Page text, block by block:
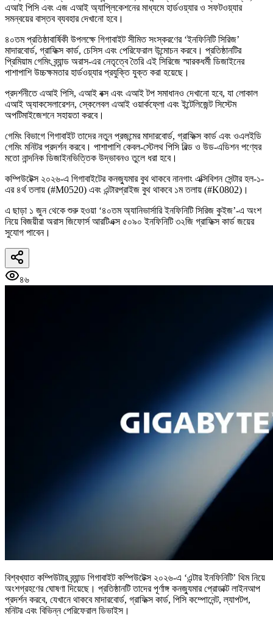
এআই পিসি এবং এজ এআই অ্যাপ্লিকেশনের মাধ্যমে হার্ডওয়্যার ও সফটওয়্যার
সমন্বয়ের বাস্তব ব্যবহার দেখানো হবে।
৪০তম প্রতিষ্ঠাবার্ষিকী উপলক্ষে গিগাবাইট সীমিত সংস্করণের ‘ইনফিনিটি সিরিজ’
মাদারবোর্ড, গ্রাফিক্স কার্ড, চেসিস এবং পেরিফেরাল উন্মোচন করবে। প্রতিষ্ঠানটির
প্রিমিয়াম গেমিং ব্র্যান্ড অরাস-এর নেতৃত্বে তৈরি এই সিরিজে স্মারকধর্মী ডিজাইনের
পাশাপাশি উচ্চক্ষমতার হার্ডওয়্যার প্রযুক্তি যুক্ত করা হয়েছে।
প্রদর্শনীতে এআই পিসি, এআই বক্স এবং এআই টপ সমাধানও দেখানো হবে, যা লোকাল
এআই অ্যাকসেলারেশন, স্কেলেবল এআই ওয়ার্কফ্লো এবং ইন্টেলিজেন্ট সিস্টেম
অপটিমাইজেশনে সহায়তা করবে।
গেমিং বিভাগে গিগাবাইট তাদের নতুন প্রজন্মের মাদারবোর্ড, গ্রাফিক্স কার্ড এবং ওএলইডি
গেমিং মনিটর প্রদর্শন করবে। পাশাপাশি কেবল-স্টেলথ পিসি বিল্ড ও উড-এডিশন পণ্যের
মতো নান্দনিক ডিজাইনভিত্তিক উদ্ভাবনও তুলে ধরা হবে।
কম্পিউটেক্স ২০২৬-এ গিগাবাইটের কনজ্যুমার বুথ থাকবে নানগাং এক্সিবিশন সেন্টার হল-১-
এর ৪র্থ তলায় (#M0520) এবং এন্টারপ্রাইজ বুথ থাকবে ১ম তলায় (#K0802)।
এ ছাড়া ১ জুন থেকে শুরু হওয়া ‘৪০তম অ্যানিভার্সারি ইনফিনিটি সিরিজ কুইজ’-এ অংশ
নিয়ে বিজয়ীরা অরাস জিফোর্স আরটিএক্স ৫০৯০ ইনফিনিটি ৩২জি গ্রাফিক্স কার্ড জয়ের
সুযোগ পাবেন।
৪৬
বিশ্বখ্যাত কম্পিউটার ব্র্যান্ড গিগাবাইট কম্পিউটেক্স ২০২৬-এ ‘এন্টার ইনফিনিটি’ থিম নিয়ে
অংশগ্রহণের ঘোষণা দিয়েছে। প্রতিষ্ঠানটি তাদের পূর্ণাঙ্গ কনজ্যুমার প্রোডাক্ট লাইনআপ
প্রদর্শন করবে, যেখানে থাকবে মাদারবোর্ড, গ্রাফিক্স কার্ড, পিসি কম্পোনেন্ট, ল্যাপটপ,
মনিটর এবং বিভিন্ন পেরিফেরাল ডিভাইস।